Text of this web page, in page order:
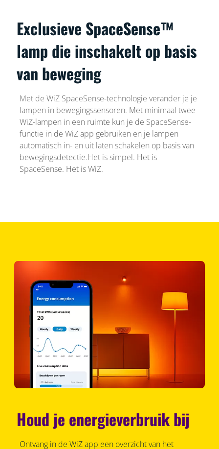
Exclusieve SpaceSense™
lamp die inschakelt op basis
van beweging
Met de WiZ SpaceSense-technologie verander je je
lampen in bewegingssensoren. Met minimaal twee
WiZ-lampen in een ruimte kun je de SpaceSense-
functie in de WiZ app gebruiken en je lampen
automatisch in- en uit laten schakelen op basis van
bewegingsdetectie.Het is simpel. Het is
SpaceSense. Het is WiZ.
Houd je energieverbruik bij
Ontvang in de WiZ app een overzicht van het